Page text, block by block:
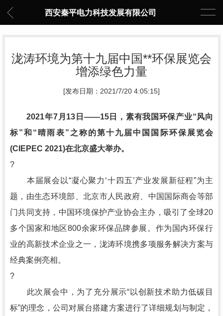
西安秦平电力科技发展有限公司
泷涛环境为第十九届中国**环保展览会
增添绿色力量
[发布日期：2021/7/20 4:05:15]
2021年7月13日——15日，素有我国环保产业“风向
标”和“晴雨表”之称的第十九届中国国际环保展览会
(CIEPEC 2021)在北京盛大举办。
?
本届展会以“凝心聚力‘十四五’产业发展新征程”为主
题，由生态环境部、北京市人民政府、中国国际商会等部
门共同支持，中国环境保护产业协会主办，吸引了全球20
多个国家和地区800余家环保品牌参展。作为国内环保行
业的高新技术企业之一，泷涛环境携多项服务解决方案与
经典案例亮相。
?
此次展会中，为了充分展示“以创新技术助力低碳目
标”的理念，公司对展台搭建方案进行了详细规划与制定，